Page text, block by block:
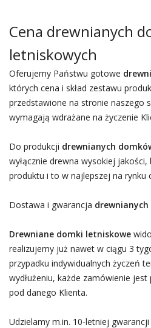
Cena drewnianych
letniskowych
Oferujemy Państwu gotowe
których cena i skład zestawu
przedstawione na stronie naszego
wymagają wdrażane na życzenie
Do produkcji drewnianych
wyłącznie drewna wysokiej jakości,
produktu i to w najlepszej na rynku
Dostawa i gwarancja
Drewniane domki letniskowe
realizujemy już nawet w ciągu 3
przypadku indywidualnych życzeń
wydłużeniu, każde zamówienie
pod danego Klienta.
Udzielamy m.in. 10-letniej